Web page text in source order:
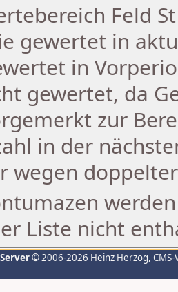
Feld
gewertet in
in
gewertet, da
zur
in der
wegen
Liste nicht
© 2006-2026 Heinz Herzog,